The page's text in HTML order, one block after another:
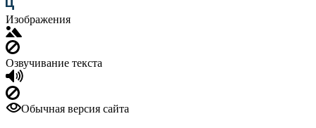
Изображения
Озвучивание текста
Обычная версия сайта